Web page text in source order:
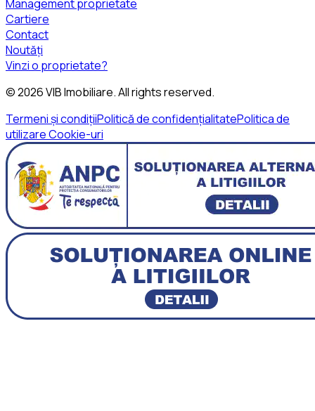
Management proprietate
Cartiere
Contact
Noutăți
Vinzi o proprietate?
©2026VIB Imobiliare. All rights reserved.
Termeni și condițiiPolitică de confidențialitatePolitica de
utilizare Cookie-uri